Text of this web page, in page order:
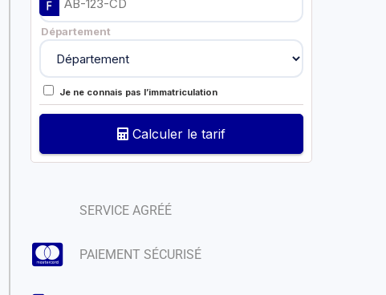
Département
Je ne connais pas l’immatriculation
Calculer le tarif
SERVICE AGRÉÉ
PAIEMENT SÉCURISÉ